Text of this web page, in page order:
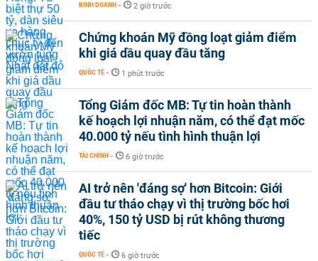
KINH DOANH - 2 giờ trước
Chứng khoán Mỹ đồng loạt giảm điểm
khi giá dầu quay đầu tăng
QUỐC TẾ - 1 phút trước
Tổng Giám đốc MB: Tự tin hoàn thành
kế hoạch lợi nhuận năm, có thể đạt mốc
40.000 tỷ nếu tình hình thuận lợi
TÀI CHÍNH - 6 giờ trước
AI trở nên 'đáng sợ' hơn Bitcoin: Giới
đầu tư tháo chạy vì thị trường bốc hơi
40%, 150 tỷ USD bị rút không thương
tiếc
QUỐC TẾ - 6 giờ trước